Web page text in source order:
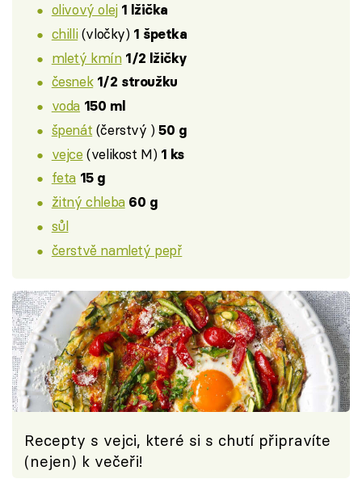
olivový olej 1 lžička
chilli(vločky) 1 špetka
mletý kmín 1/2 lžičky
česnek 1/2 stroužku
voda 150 ml
špenát (čerstvý )50 g
vejce (velikost M) 1 ks
feta 15 g
žitný chleba 60 g
sůl
čerstvě namletý pepř
Recepty s vejci, které si s chutí připravíte
(nejen) k večeři!